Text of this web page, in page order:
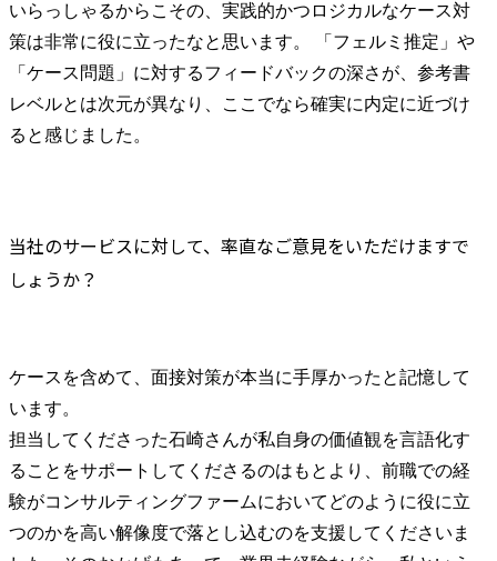
いらっしゃるからこその、実践的かつロジカルなケース対
策は非常に役に立ったなと思います。 「フェルミ推定」や
「ケース問題」に対するフィードバックの深さが、参考書
レベルとは次元が異なり、ここでなら確実に内定に近づけ
ると感じました。
当社のサービスに対して、率直なご意見をいただけますで
しょうか？
ケースを含めて、面接対策が本当に手厚かったと記憶して
います。
担当してくださった石崎さんが私自身の価値観を言語化す
ることをサポートしてくださるのはもとより、前職での経
験がコンサルティングファームにおいてどのように役に立
つのかを高い解像度で落とし込むのを支援してくださいま